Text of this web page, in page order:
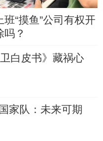
上班“摸鱼”公司有权开
吗？
白皮书》藏祸心
家队：未来可期